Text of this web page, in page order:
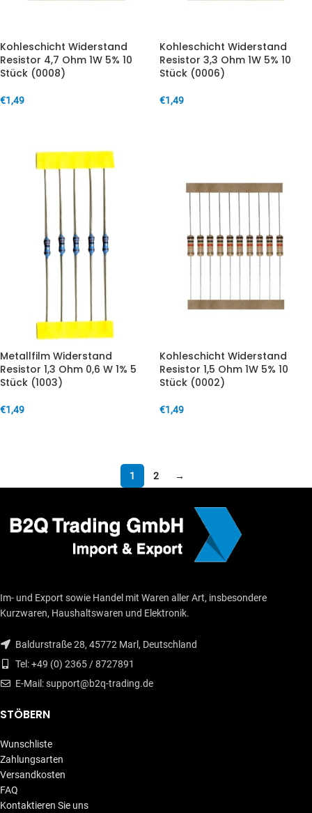
Kohleschicht Widerstand
Resistor 4,7 Ohm 1W 5% 10
Stück (0008)
€1,49
Kohleschicht Widerstand
Resistor 3,3 Ohm 1W 5% 10
Stück (0006)
€1,49
Metallfilm Widerstand
Resistor 1,3 Ohm 0,6 W 1% 5
Stück (1003)
€1,49
Kohleschicht Widerstand
Resistor 1,5 Ohm 1W 5% 10
Stück (0002)
€1,49
1 2 →
Im- und Export sowie Handel mit Waren aller Art, insbesondere
Kurzwaren, Haushaltswaren und Elektronik.
Baldurstraße 28, 45772 Marl, Deutschland
Tel: +49 (0) 2365 / 8727891
E-Mail: support@b2q-trading.de
STÖBERN
Wunschliste
Zahlungsarten
Versandkosten
FAQ
Kontaktieren Sie uns